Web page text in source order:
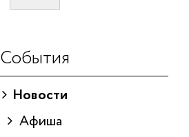
События
Новости
Афиша